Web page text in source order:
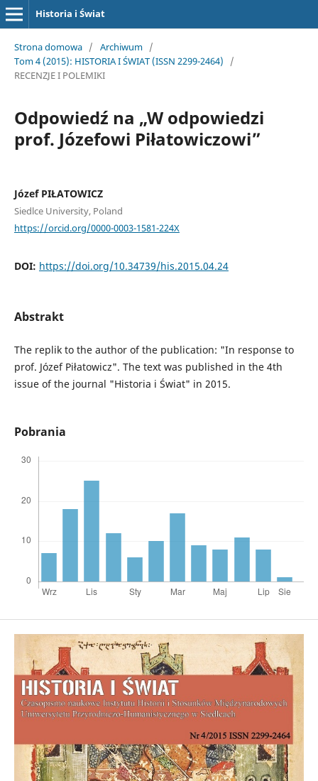
Historia i Świat
Strona domowa / Archiwum /
Tom 4 (2015): HISTORIA I ŚWIAT (ISSN 2299-2464)
/
RECENZJE I POLEMIKI
Odpowiedź na „W odpowiedzi
prof. Józefowi Piłatowiczowi”
Józef PIŁATOWICZ
Siedlce University, Poland
https://orcid.org/0000-0003-1581-224X
DOI: https://doi.org/10.34739/his.2015.04.24
Abstrakt
The replik to the author of the publication: "In response to
prof. Józef Piłatowicz". The text was published in the 4th
issue of the journal "Historia i Świat" in 2015.
Pobrania